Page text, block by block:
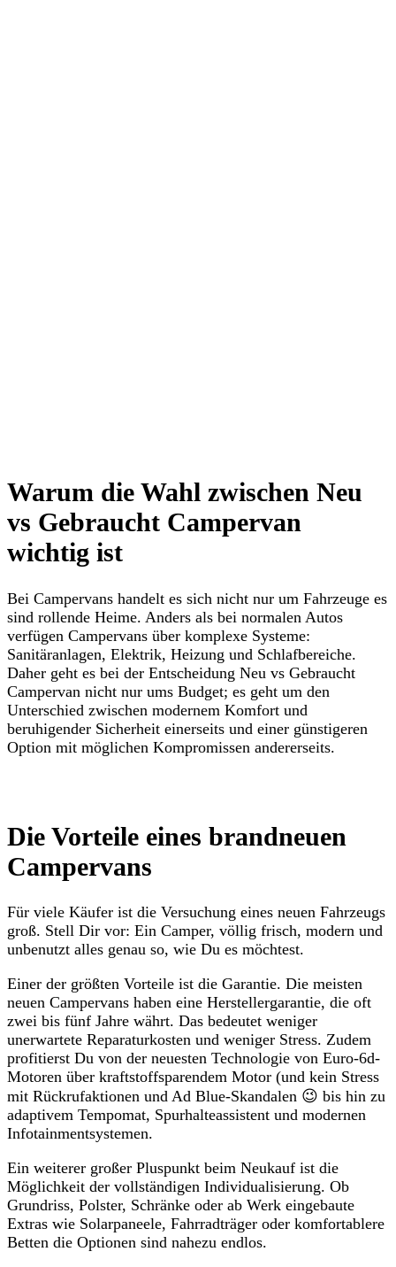
Warum die Wahl zwischen Neu
vs Gebraucht Campervan
wichtig ist
Bei Campervans handelt es sich nicht nur um Fahrzeuge es
sind rollende Heime. Anders als bei normalen Autos
verfügen Campervans über komplexe Systeme:
Sanitäranlagen, Elektrik, Heizung und Schlafbereiche.
Daher geht es bei der Entscheidung Neu vs Gebraucht
Campervan nicht nur ums Budget; es geht um den
Unterschied zwischen modernem Komfort und
beruhigender Sicherheit einerseits und einer günstigeren
Option mit möglichen Kompromissen andererseits.
Die Vorteile eines brandneuen
Campervans
Für viele Käufer ist die Versuchung eines neuen Fahrzeugs
groß. Stell Dir vor: Ein Camper, völlig frisch, modern und
unbenutzt alles genau so, wie Du es möchtest.
Einer der größten Vorteile ist die Garantie. Die meisten
neuen Campervans haben eine Herstellergarantie, die oft
zwei bis fünf Jahre währt. Das bedeutet weniger
unerwartete Reparaturkosten und weniger Stress. Zudem
profitierst Du von der neuesten Technologie von Euro-6d-
Motoren über kraftstoffsparendem Motor (und kein Stress
mit Rückrufaktionen und Ad Blue-Skandalen 😉 bis hin zu
adaptivem Tempomat, Spurhalteassistent und modernen
Infotainmentsystemen.
Ein weiterer großer Pluspunkt beim Neukauf ist die
Möglichkeit der vollständigen Individualisierung. Ob
Grundriss, Polster, Schränke oder ab Werk eingebaute
Extras wie Solarpaneele, Fahrradträger oder komfortablere
Betten die Optionen sind nahezu endlos.